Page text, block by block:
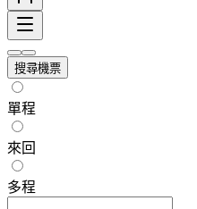
搜尋機票
單程
來回
多程